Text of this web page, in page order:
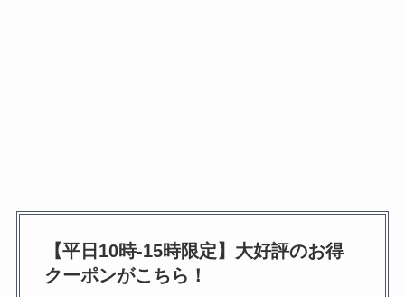
【平日10時-15時限定】大好評のお得
クーポンがこちら！